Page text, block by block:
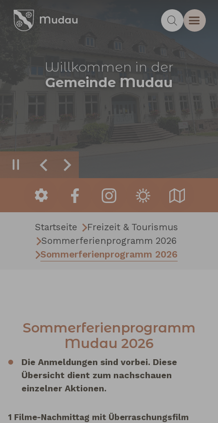
ZurückWeiter
Willkommen in der
Gemeinde Mudau
Startseite
Freizeit & Tourismus
Sommerferienprogramm 2026
Sommerferienprogramm 2026
Sommerferienprogramm
Mudau 2026
Die Anmeldungen sind vorbei. Diese
Übersicht dient zum nachschauen
einzelner Aktionen.
1 Filme-Nachmittag mit Überraschungsfilm